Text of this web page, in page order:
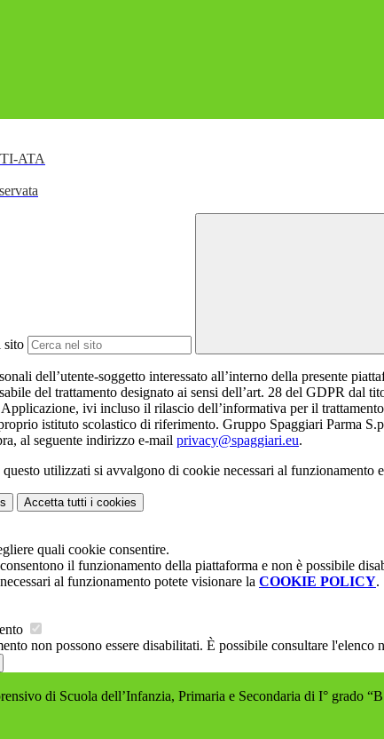
ATA
sito
dell’utente-soggetto interessato all’interno della presente
del trattamento designato ai sensi dell’art. 28 del GDPR
ivi incluso il rilascio dell’informativa per il
istituto scolastico di riferimento. Gruppo Spaggiari Parma
al seguente indirizzo e-mail privacy@spaggiari.eu.
utilizzati si avvalgono di cookie necessari al funzionamento
Accetta tutti i cookies
quali cookie consentire.
il funzionamento della piattaforma e non è possibile
al funzionamento potete visionare la COOKIE POLICY.
non possono essere disabilitati. È possibile consultare l'elenco
di Scuola dell’Infanzia, Primaria e Secondaria di I° grado